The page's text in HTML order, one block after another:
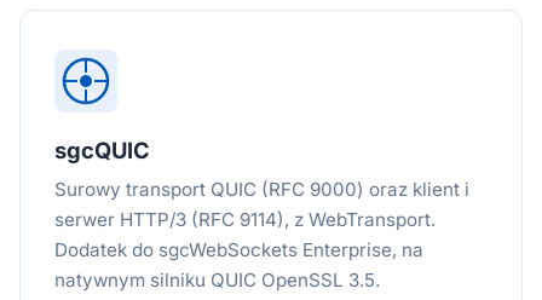
sgcQUIC
Surowy transport QUIC (RFC 9000) oraz klient i
serwer HTTP/3 (RFC 9114), z WebTransport.
Dodatek do sgcWebSockets Enterprise, na
natywnym silniku QUIC OpenSSL 3.5.